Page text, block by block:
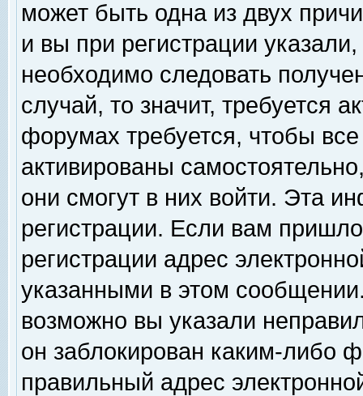
может быть одна из двух
и вы при регистрации
необходимо следовать
случай, то значит, требуется
форумах требуется, чтобы
активированы
они смогут в них войти. Эта
регистрации. Если вам
регистрации адрес
указанными в этом
возможно вы указали
он заблокирован каким-либо
правильный адрес